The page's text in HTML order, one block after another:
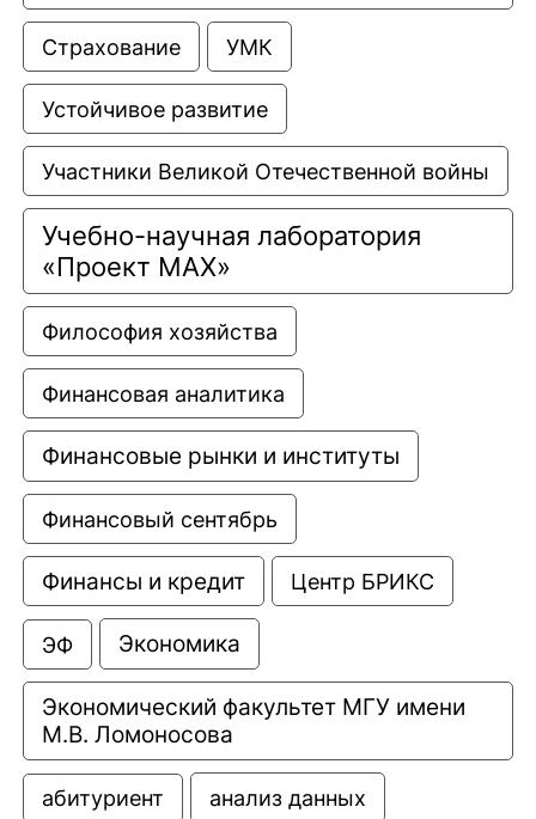
Страхование УМК
Устойчивое развитие
Участники Великой Отечественной войны
Учебно-научная лаборатория
«Проект МАХ»
Философия хозяйства
Финансовая аналитика
Финансовые рынки и институты
Финансовый сентябрь
Финансы и кредит Центр БРИКС
ЭФ Экономика
Экономический факультет МГУ имени
М.В. Ломоносова
абитуриент анализ данных